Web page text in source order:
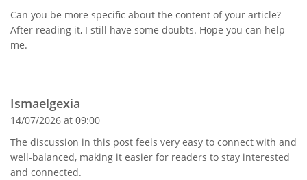
Can you be more specific about the content of your article?
After reading it, I still have some doubts. Hope you can help
me.
Ismaelgexia
14/07/2026 at 09:00
The discussion in this post feels very easy to connect with and
well-balanced, making it easier for readers to stay interested
and connected.